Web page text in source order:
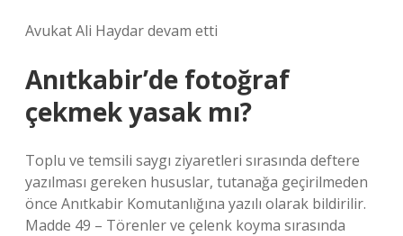
Avukat Ali Haydar devam etti
Anıtkabir’de fotoğraf
çekmek yasak mı?
Toplu ve temsili saygı ziyaretleri sırasında deftere
yazılması gereken hususlar, tutanağa geçirilmeden
önce Anıtkabir Komutanlığına yazılı olarak bildirilir.
Madde 49 – Törenler ve çelenk koyma sırasında